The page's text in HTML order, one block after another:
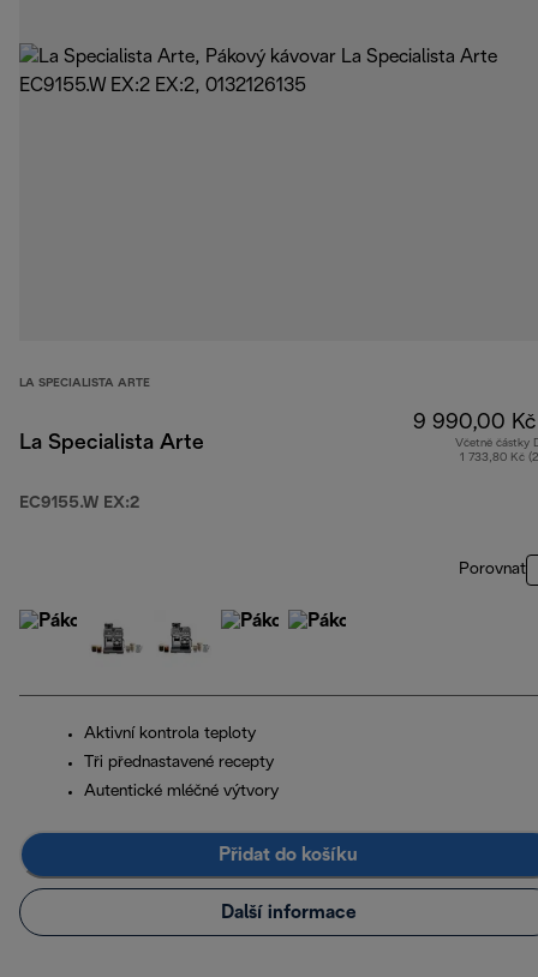
LA SPECIALISTA ARTE
La Specialista Arte
EC9155.W EX:2
9 990,00 Kč
Včetně částky
1 733,80 Kč
Porovnat
Aktivní kontrola teploty
Tři přednastavené recepty
Autentické mléčné výtvory
Přidat do košíku
Další informace